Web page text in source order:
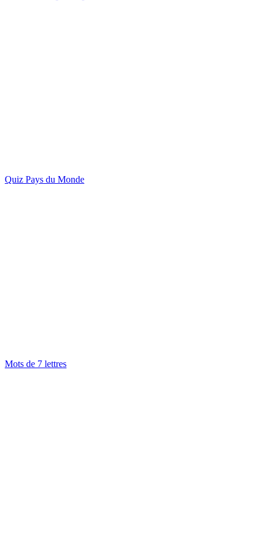
Quiz Pays du Monde
Mots de 7 lettres